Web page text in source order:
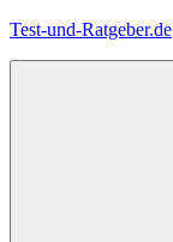
Zum
Test-und-Ratgeber.de